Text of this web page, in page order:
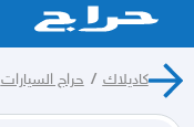
كاديلاك / حراج السيارات